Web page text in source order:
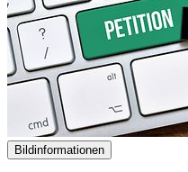
Bildinformationen